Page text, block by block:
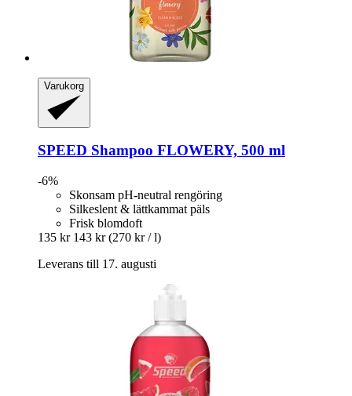
Varukorg
SPEED Shampoo FLOWERY, 500 ml
-6%
Skonsam pH-neutral rengöring
Silkeslent & lättkammat päls
Frisk blomdoft
135 kr 143 kr (270 kr / l)
Leverans till 17. augusti